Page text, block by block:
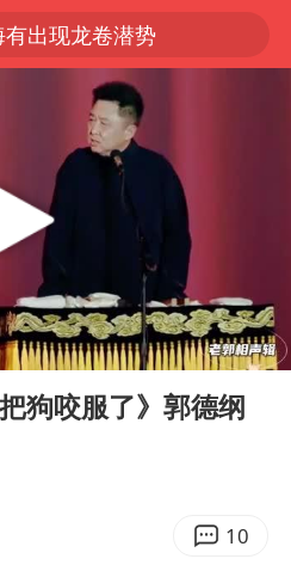
有出现龙卷潜势
君 《披荆斩棘》
国足U17与阿森纳决赛取消 并列冠军
王艺迪2-4不敌张本美和止步4强
上门女婿出轨女邻居多年被判重婚罪
无缘横滨赛决赛
泰国：高度重视中国游客旅游体验
15:12
狗咬服了》郭德纲
10